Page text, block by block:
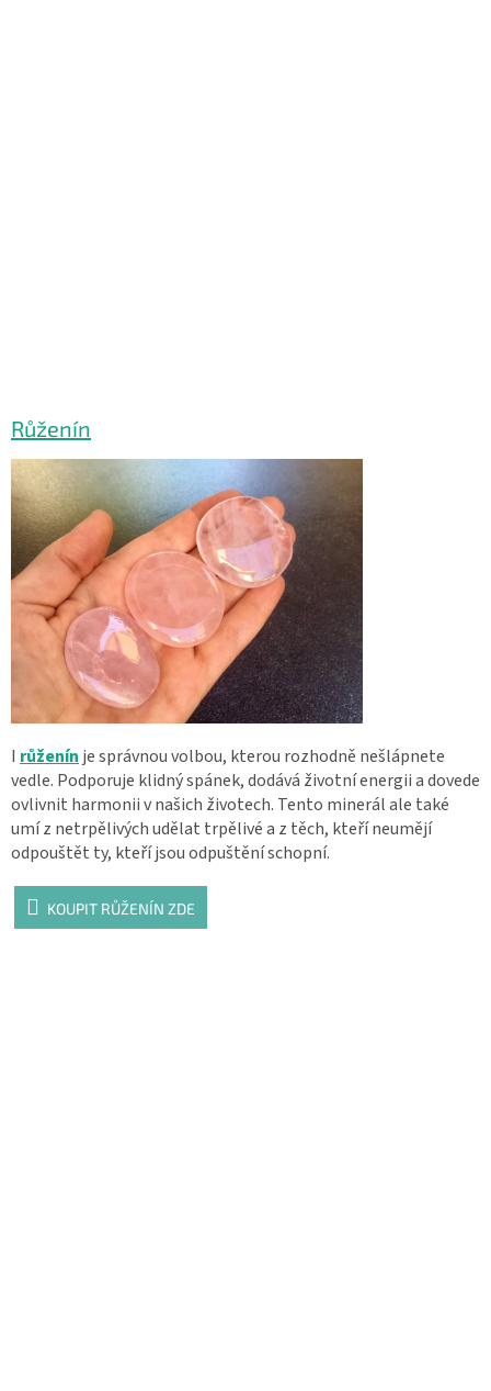
Růženín
I růženín je správnou volbou, kterou rozhodně nešlápnete
vedle. Podporuje klidný spánek, dodává životní energii a dovede
ovlivnit harmonii v našich životech. Tento minerál ale také
umí z netrpělivých udělat trpělivé a z těch, kteří neumějí
odpouštět ty, kteří jsou odpuštění schopní.
KOUPIT RŮŽENÍN ZDE